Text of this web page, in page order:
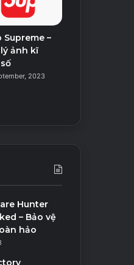
Supreme –
ảnh kĩ
2023
Hunter
– Bảo vệ
hảo